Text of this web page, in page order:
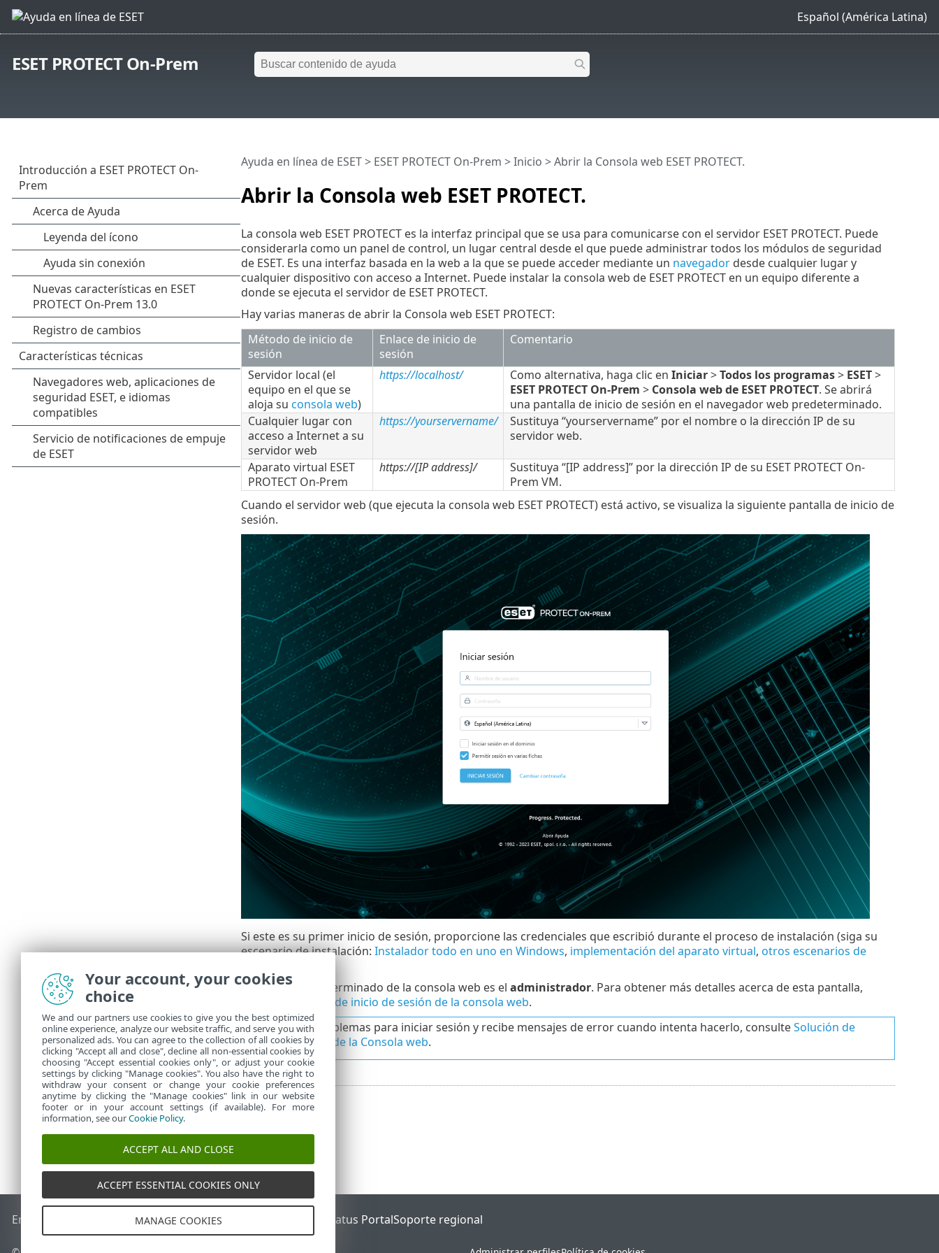
Español (América Latina)
ESET PROTECT On-Prem
Abrir la Consola web ESET PROTECT.
Ayuda en línea de ESET> ESET PROTECT On-Prem >Inicio > Abrir la Consola web ESET PROTECT.
La consola web ESET PROTECT es la interfaz principal que se usa para comunicarse con el servidor ESET PROTECT. Puede
considerarla como un panel de control, un lugar central desde el que puede administrar todos los módulos de seguridad
de ESET. Es una interfaz basada en la web a la que se puede acceder mediante un navegadordesde cualquier lugar y
cualquier dispositivo con acceso a Internet. Puede instalar la consola web de ESET PROTECT en un equipo diferente a
donde se ejecuta el servidor de ESET PROTECT.
Hay varias maneras de abrir la Consola web ESET PROTECT:
Método de inicio de
sesión
Enlace de inicio de
sesión
Comentario
Servidor local (el
equipo en el que se
aloja su consola web)
https://localhost/ Como alternativa, haga clic en Iniciar>Todos los programas> ESET>
ESET PROTECT On-Prem > Consola web de ESET PROTECT. Se abrirá
una pantalla de inicio de sesión en el navegador web predeterminado.
Cualquier lugar con
acceso a Internet a su
servidor web
https://yourservername/
Sustituya “yourservername” por el nombre o la dirección IP de su
servidor web.
Aparato virtual ESET
PROTECT On-Prem
https://[IP address]/
Sustituya “[IP address]” por la dirección IP de su ESET PROTECT On-
Prem VM.
Cuando el servidor web (que ejecuta la consola web ESET PROTECT) está activo, se visualiza la siguiente pantalla de inicio de
sesión.
Si este es su primer inicio de sesión, proporcione las credenciales que escribió durante el proceso de instalación (siga su
escenario de instalación: Instalador todo en uno en Windows, implementación del aparato virtual, otros escenarios de
El usuario predeterminado de la consola web es el administrador. Para obtener más detalles acerca de esta pantalla,
Pantalla de inicio de sesión de la consola web.
Si tiene problemas para iniciar sesión y recibe mensajes de error cuando intenta hacerlo, consulteSolución de
problemas de la Consola web.
End of Life Base de conocimiento de ESET ESET Status PortalSoporte regional
Your account, your cookies
choice
We and our partners use cookies to give you the best optimized
online experience, analyze our website traffic, and serve you with
personalized ads. You can agree to the collection of all cookies by
clicking "Accept all and close", decline all non-essential cookies by
choosing "Accept essential cookies only", or adjust your cookie
settings by clicking "Manage cookies". You also have the right to
withdraw your consent or change your cookie preferences
anytime by clicking the "Manage cookies" link in our website
footer or in your account settings (if available). For more
information, see ourCookie Policy.
ACCEPT ALL AND CLOSE
ACCEPT ESSENTIAL COOKIES ONLY
MANAGE COOKIES